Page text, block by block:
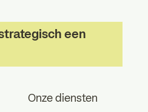
een
Onze diensten